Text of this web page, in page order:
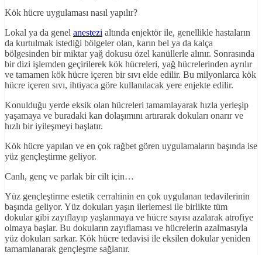
Kök hücre uygulaması nasıl yapılır?
Lokal ya da genel anestezi altında enjektör ile, genellikle hastaların
da kurtulmak istediği bölgeler olan, karın bel ya da kalça
bölgesinden bir miktar yağ dokusu özel kanüllerle alınır. Sonrasında
bir dizi işlemden geçirilerek kök hücreleri, yağ hücrelerinden ayrılır
ve tamamen kök hücre içeren bir sıvı elde edilir. Bu milyonlarca kök
hücre içeren sıvı, ihtiyaca göre kullanılacak yere enjekte edilir.
Konulduğu yerde eksik olan hücreleri tamamlayarak hızla yerleşip
yaşamaya ve buradaki kan dolaşımını artırarak dokuları onarır ve
hızlı bir iyileşmeyi başlatır.
Kök hücre yapılan ve en çok rağbet gören uygulamaların başında ise
yüz gençleştirme geliyor.
Canlı, genç ve parlak bir cilt için…
Yüz gençleştirme estetik cerrahinin en çok uygulanan tedavilerinin
başında geliyor. Yüz dokuları yaşın ilerlemesi ile birlikte tüm
dokular gibi zayıflayıp yaşlanmaya ve hücre sayısı azalarak atrofiye
olmaya başlar. Bu dokuların zayıflaması ve hücrelerin azalmasıyla
yüz dokuları sarkar. Kök hücre tedavisi ile eksilen dokular yeniden
tamamlanarak gençleşme sağlanır.